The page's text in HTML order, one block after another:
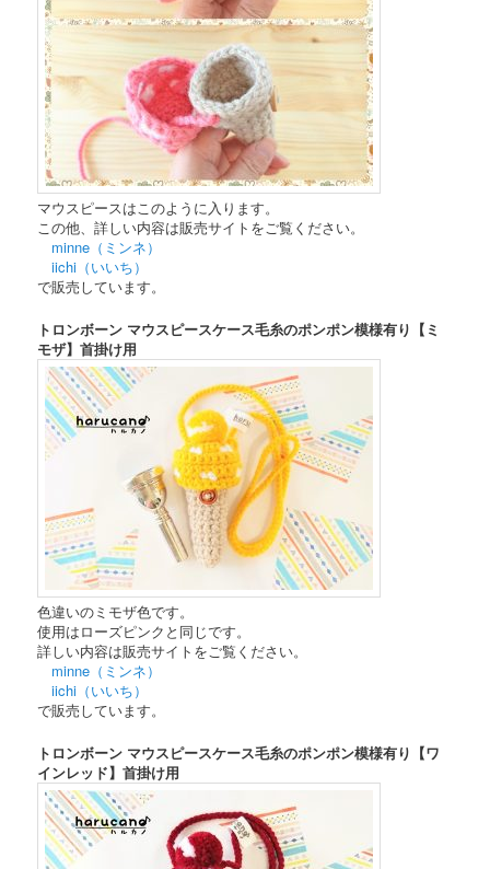
マウスピースはこのように入ります。
この他、詳しい内容は販売サイトをご覧ください。
minne（ミンネ）
iichi（いいち）
で販売しています。
トロンボーン マウスピースケース毛糸のポンポン模様有り【ミ
モザ】首掛け用
色違いのミモザ色です。
使用はローズピンクと同じです。
詳しい内容は販売サイトをご覧ください。
minne（ミンネ）
iichi（いいち）
で販売しています。
トロンボーン マウスピースケース毛糸のポンポン模様有り【ワ
インレッド】首掛け用